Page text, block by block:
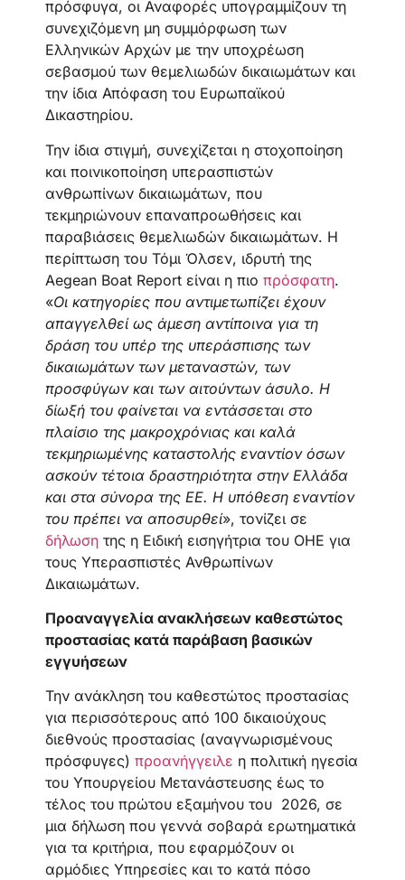
πρόσφυγα, οι Αναφορές υπογραμμίζουν τη
συνεχιζόμενη μη συμμόρφωση των
Ελληνικών Αρχών με την υποχρέωση
σεβασμού των θεμελιωδών δικαιωμάτων και
την ίδια Απόφαση του Ευρωπαϊκού
Δικαστηρίου.
Την ίδια στιγμή, συνεχίζεται η στοχοποίηση
και ποινικοποίηση υπερασπιστών
ανθρωπίνων δικαιωμάτων, που
τεκμηριώνουν επαναπροωθήσεις και
παραβιάσεις θεμελιωδών δικαιωμάτων. Η
περίπτωση του Τόμι Όλσεν, ιδρυτή της
Aegean Boat Report είναι η πιο πρόσφατη.
«Οι κατηγορίες που αντιμετωπίζει έχουν
απαγγελθεί ως άμεση αντίποινα για τη
δράση του υπέρ της υπεράσπισης των
δικαιωμάτων των μεταναστών, των
προσφύγων και των αιτούντων άσυλο. Η
δίωξή του φαίνεται να εντάσσεται στο
πλαίσιο της μακροχρόνιας και καλά
τεκμηριωμένης καταστολής εναντίον όσων
ασκούν τέτοια δραστηριότητα στην Ελλάδα
και στα σύνορα της ΕΕ. Η υπόθεση εναντίον
του πρέπει να αποσυρθεί», τονίζει σε
δήλωση της η Ειδική εισηγήτρια του ΟΗΕ για
τους Υπερασπιστές Ανθρωπίνων
Δικαιωμάτων.
Προαναγγελία ανακλήσεων καθεστώτος
προστασίας κατά παράβαση βασικών
εγγυήσεων
Την ανάκληση του καθεστώτος προστασίας
για περισσότερους από 100 δικαιούχους
διεθνούς προστασίας (αναγνωρισμένους
πρόσφυγες) προανήγγειλε η πολιτική ηγεσία
του Υπουργείου Μετανάστευσης έως το
τέλος του πρώτου εξαμήνου του 2026, σε
μια δήλωση που γεννά σοβαρά ερωτηματικά
για τα κριτήρια, που εφαρμόζουν οι
αρμόδιες Υπηρεσίες και το κατά πόσο